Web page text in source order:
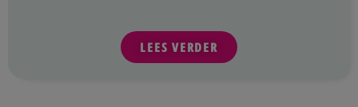
LEES VERDER